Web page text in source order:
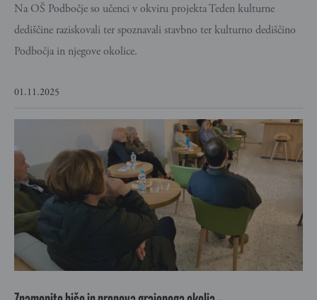
Na OŠ Podbočje so učenci v okviru projekta Teden kulturne
dediščine raziskovali ter spoznavali stavbno ter kulturno dediščino
Podbočja in njegove okolice.
01.11.2025